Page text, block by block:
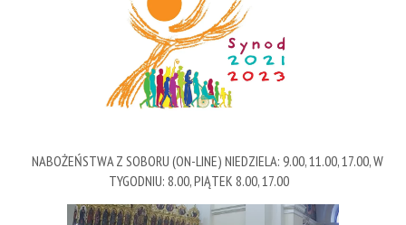
NABOŻEŃSTWA Z SOBORU (ON-LINE) NIEDZIELA: 9.00, 11.00, 17.00, W
TYGODNIU: 8.00, PIĄTEK 8.00, 17.00